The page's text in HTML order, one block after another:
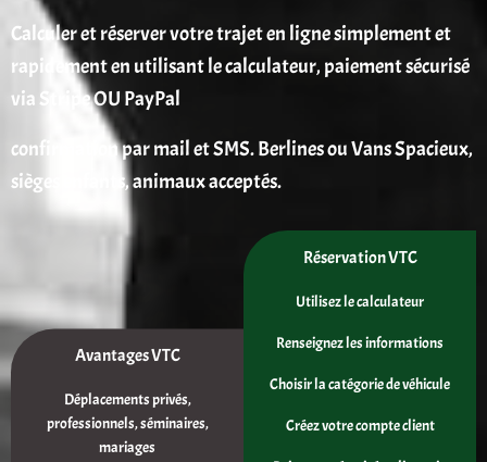
Calculer et réserver votre trajet en ligne simplement et
rapidement en utilisant le calculateur, paiement sécurisé
via Stripe OU PayPal
confirmation par mail et SMS. Berlines ou Vans Spacieux,
sièges enfants, animaux acceptés.
Avantages VTC
Déplacements privés,
professionnels, séminaires,
mariages
Réservation VTC
Utilisez le calculateur
Renseignez les informations
Choisir la catégorie de véhicule
Créez votre compte client